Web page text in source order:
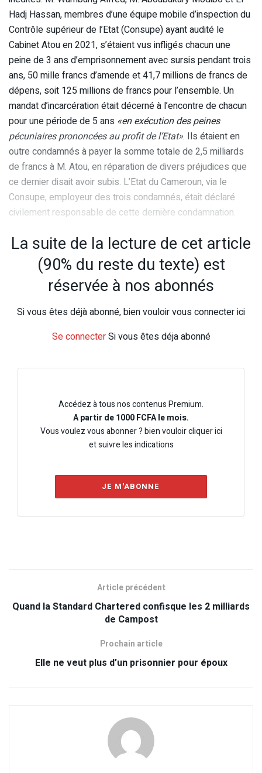
Hadj Hassan, membres d’une équipe mobile d’inspection du
Contrôle supérieur de l’Etat (Consupe) ayant audité le
Cabinet Atou en 2021, s’étaient vus infligés chacun une
peine de 3 ans d’emprisonnement avec sursis pendant trois
ans, 50 mille francs d’amende et 41,7 millions de francs de
dépens, soit 125 millions de francs pour l’ensemble. Un
mandat d’incarcération était décerné à l’encontre de chacun
pour une période de 5 ans «en exécution des peines
pécuniaires prononcées au profit de l’Etat». Ils étaient en
outre condamnés à payer la somme totale de 2,5 milliards
de francs à M. Atou, en réparation de divers préjudices que
ce dernier disait avoir subis. L’Etat du Cameroun, via le
Consupe, employeur des trois condamnés, était déclaré
civilement responsable de cette dernière condamnation.
La suite de la lecture de cet article
(90% du reste du texte) est
réservée à nos abonnés
Si vous êtes déjà abonné, bien vouloir vous connecter ici
Se connecterSi vous êtes déja abonné
Accédez à tous nos contenus Premium.
A partir de 1000 FCFA le mois.
Vous voulez vous abonner ? bien vouloir cliquer ici
et suivre les indications
JE M'ABONNE
Article précédent
Quand la Standard Chartered confisque les 2 milliards
de Campost
Prochain article
Elle ne veut plus d’un prisonnier pour époux